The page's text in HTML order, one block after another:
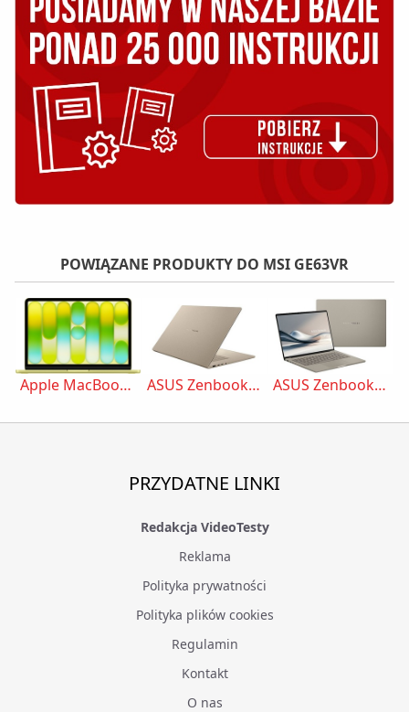
POWIĄZANE PRODUKTY DO MSI GE63VR
Apple MacBook Neo (2026) – Cytrusowożółty (Yellow) ASUS Zenbook A16 (UX3607) ASUS Zenbook A14 (UX3407)
PRZYDATNE LINKI
Redakcja VideoTesty
Reklama
Polityka prywatności
Polityka plików cookies
Regulamin
Kontakt
O nas